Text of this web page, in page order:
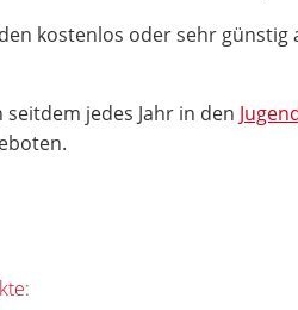
kostenlos oder sehr
seitdem jedes Jahr in den